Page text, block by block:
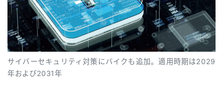
サイバーセキュリティ対策にバイクも追加。適用時期は2029
年および2031年